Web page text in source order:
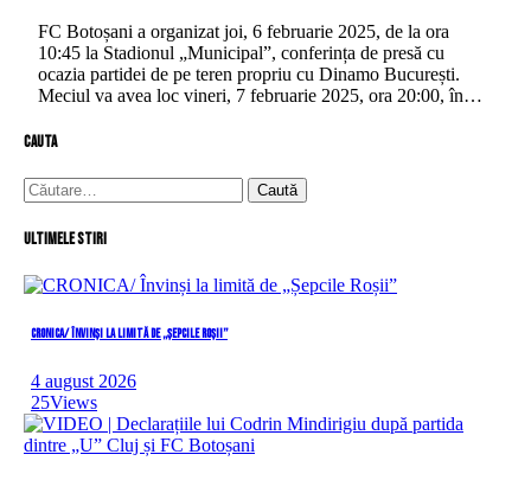
FC Botoșani a organizat joi, 6 februarie 2025, de la ora
10:45 la Stadionul „Municipal”, conferința de presă cu
ocazia partidei de pe teren propriu cu Dinamo București.
Meciul va avea loc vineri, 7 februarie 2025, ora 20:00, în…
cauta
Caută
după:
Ultimele stiri
CRONICA/ Învinși la limită de „Șepcile Roșii”
4 august 2026
25Views